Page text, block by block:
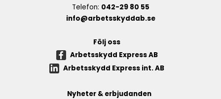
Telefon: 042-29 80 55
info@arbetsskyddab.se
Följ oss
Arbetsskydd Express AB
Arbetsskydd Express int. AB
Nyheter & erbjudanden